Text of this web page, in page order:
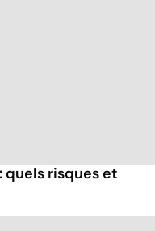
risques et